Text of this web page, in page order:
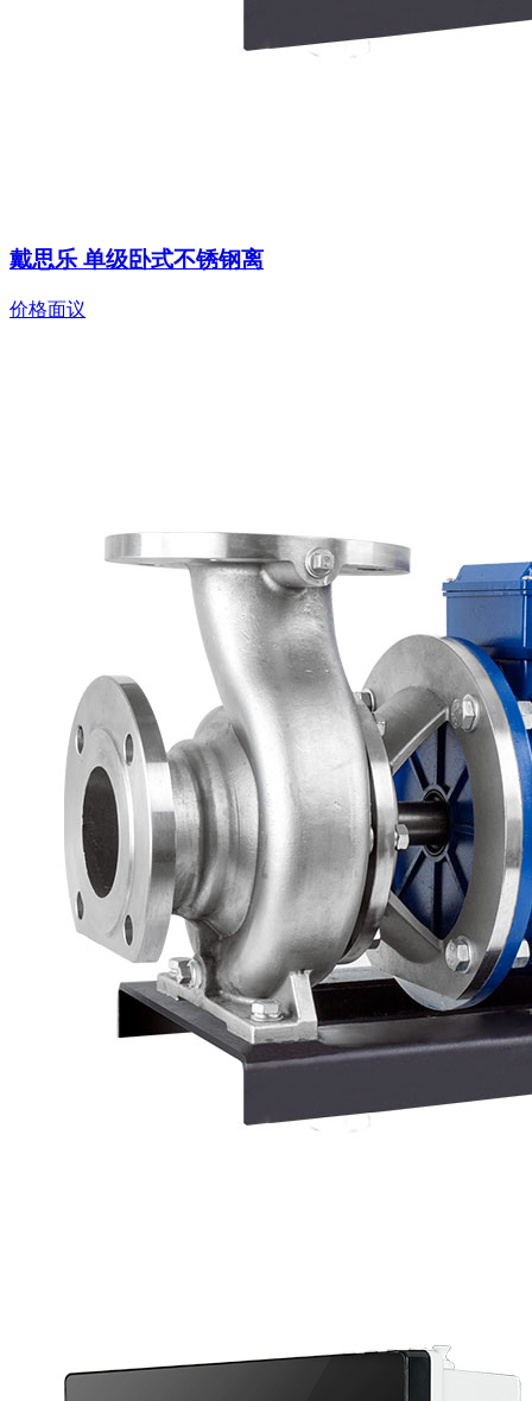
戴思乐 单级卧式不锈钢离
价格面议